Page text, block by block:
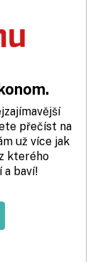
přečíst na
už více jak
kterého
baví!